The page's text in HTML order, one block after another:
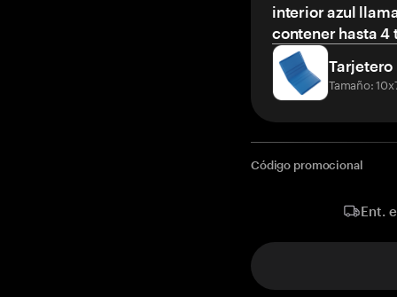
interior azul
contener hasta 4
Tarjetero
Tamaño:
Código promocional
Ent.